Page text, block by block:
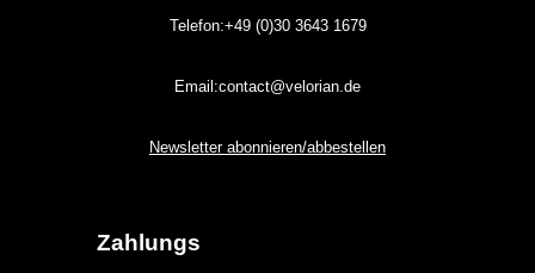
Telefon:+49 (0)3036431679
Email:contact@velorian.de
Newsletter abonnieren/abbestellen
Zahlungs